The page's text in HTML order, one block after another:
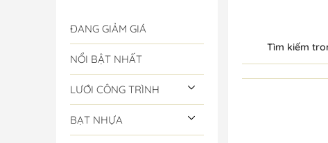
ĐANG GIẢM GIÁ
NỔI BẬT NHẤT
LƯỚI CÔNG TRÌNH
BẠT NHỰA
Tìm kiếm